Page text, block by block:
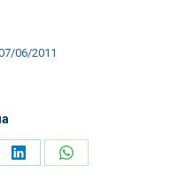
06/2011
Share
Share